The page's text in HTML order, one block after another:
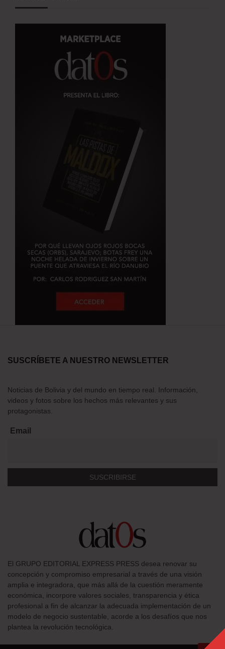
SUSCRÍBETE A NUESTRO NEWSLETTER
Noticias de Bolivia y del mundo en tiempo real. Información,
videos y fotos sobre los hechos más relevantes y sus
protagonistas.
Email
El GRUPO EDITORIAL EXPRESS PRESS desea renovar su
concepción y compromiso empresarial a través de una visión
amplia e integradora, que más allá de la cuestión meramente
económica, incorpore valores sociales, transparencia y ética
profesional a fin de alcanzar la adecuada implementación de un
modelo de negocio sustentable, acorde a los desafíos que nos
plantea la revolución tecnológica.